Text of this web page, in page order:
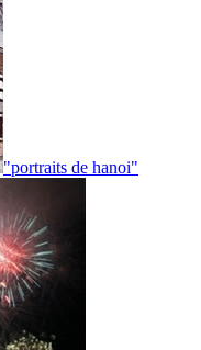
"portraits de hanoi"